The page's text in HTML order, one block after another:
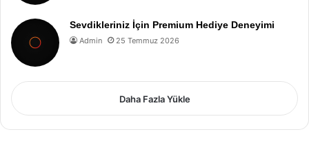
Sevdikleriniz İçin Premium Hediye Deneyimi
Admin 25 Temmuz 2026
Daha Fazla Yükle